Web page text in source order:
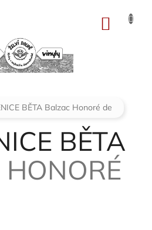
BĚTA Balzac Honoré de
BĚTA